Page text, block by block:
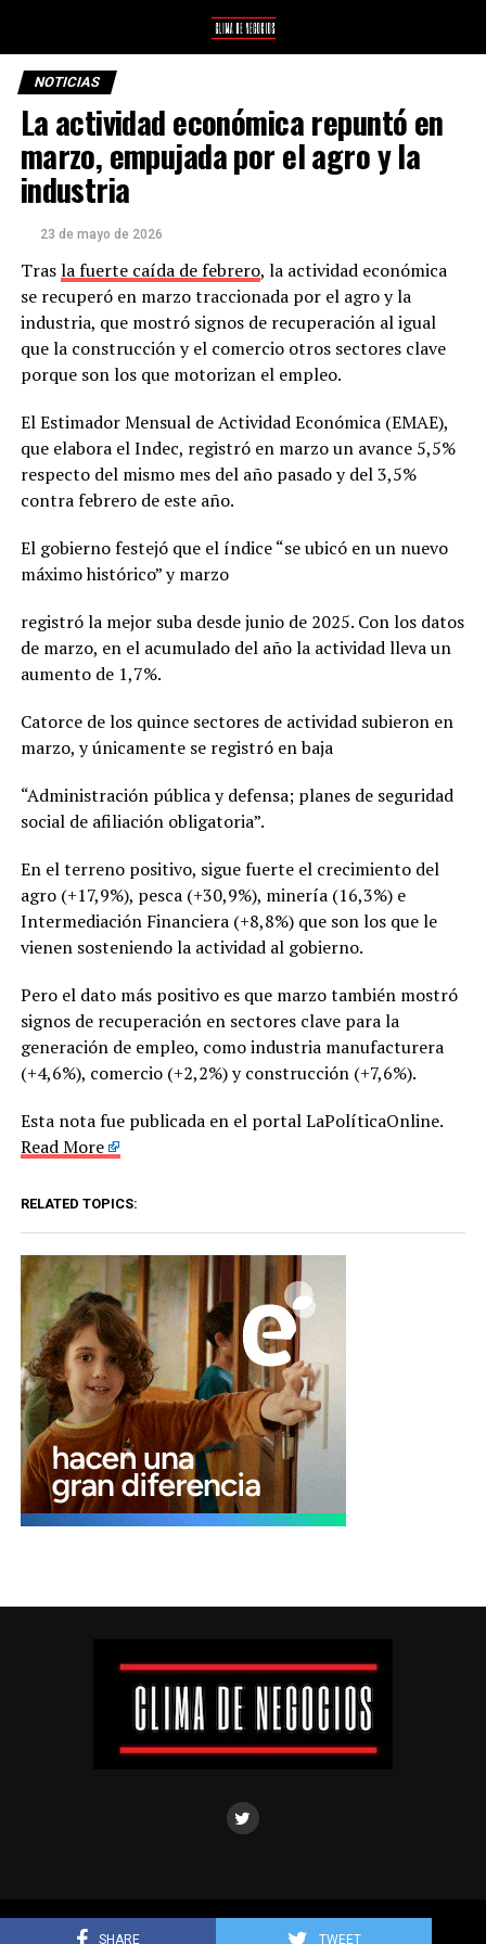
NOTICIAS
La actividad económica repuntó en
marzo, empujada por el agro y la
industria
23 de mayo de 2026
SHARE TWEET
Trasla fuerte caída de febrero, la actividad económica
se recuperó en marzo traccionada por el agro y la
industria, que mostró signos de recuperación al igual
que la construcción y el comercio otros sectores clave
porque son los que motorizan el empleo.
El Estimador Mensual de Actividad Económica (EMAE),
que elabora el Indec, registró en marzo un avance 5,5%
respecto del mismo mes del año pasado y del 3,5%
contra febrero de este año.
El gobierno festejó que el índice “se ubicó en un nuevo
máximo histórico” y marzo
registró la mejor suba desde junio de 2025. Con los datos
de marzo, en el acumulado del año la actividad lleva un
aumento de 1,7%.
Catorce de los quince sectores de actividad subieron en
marzo, y únicamente se registró en baja
“Administración pública y defensa; planes de seguridad
social de afiliación obligatoria”.
En el terreno positivo, sigue fuerte el crecimiento del
agro (+17,9%), pesca (+30,9%), minería (16,3%) e
Intermediación Financiera (+8,8%) que son los que le
vienen sosteniendo la actividad al gobierno.
Pero el dato más positivo es que marzo también mostró
signos de recuperación en sectores clave para la
generación de empleo, como industria manufacturera
(+4,6%), comercio (+2,2%) y construcción (+7,6%).
Esta nota fue publicada en el portal LaPolíticaOnline.
Read More
RELATED TOPICS:
Clima de negocios © Todos los derechos reservados.